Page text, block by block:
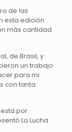
de las
esta edición
más cantidad
de Brasil, y
un trabajo
para mi
con tanta
por
La Lucha.